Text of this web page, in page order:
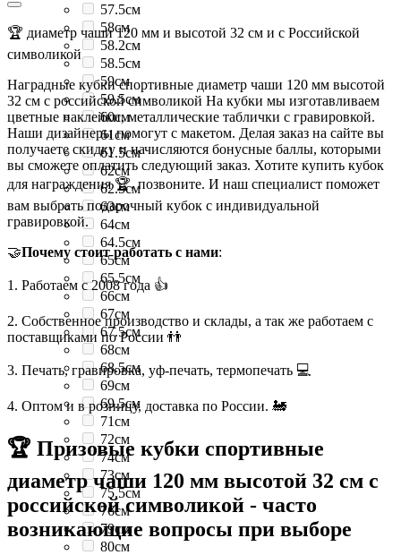
57.5см
58см
58.2см
58.5см
59см
59.5см
60см
61см
61.5см
62см
62.5см
63см
64см
64.5см
65см
65.5см
66см
67см
67.5см
68см
68.5см
69см
69.5см
71см
72см
74см
73см
75.5см
76см
79см
80см
🏆 диаметр чаши 120 мм и высотой 32 см и с Российской
символикой
Наградные кубки спортивные диаметр чаши 120 мм высотой
32 см с российской символикой На кубки мы изготавливаем
цветные наклейки, металлические таблички с гравировкой.
Наши дизайнеры помогут с макетом. Делая заказ на сайте вы
получаете скидку и начисляются бонусные баллы, которыми
вы сможете оплатить следующий заказ. Хотите купить кубок
для награждения 🏆, позвоните. И наш специалист поможет
вам выбрать подарочный кубок с индивидуальной
гравировкой.
🤝Почему стоит работать с нами:
1. Работаем с 2008 года 👍
2. Собственное производство и склады, а так же работаем с
поставщиками по России 👬
3. Печать, гравировка, уф-печать, термопечать 💻
4. Оптом и в розницу, доставка по России. 🚂
🏆 Призовые кубки спортивные
диаметр чаши 120 мм высотой 32 см с
российской символикой - часто
возникающие вопросы при выборе